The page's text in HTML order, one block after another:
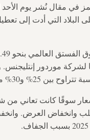
في مقال نُشر يوم
البلاد التي أدت إلى
لشركة موردور
بحسب وزارة الزراعة الأمريكية.
سوقًا كانت تعاني
وانخفاض العرض.